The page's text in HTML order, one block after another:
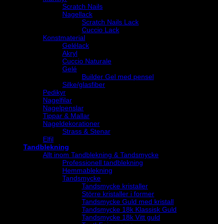
Scratch Nails
Nagellack
Scratch Nails Lack
Cuccio Lack
Konstmaterial
Gelélack
Akryl
Cuccio Naturale
Gelé
Builder Gel med pensel
Silke/glasfiber
Pedikyr
Nagelfilar
Nagelpenslar
Tippar & Mallar
Nageldekorationer
Strass & Stenar
Elfil
Tandblekning
Allt inom Tandblekning & Tandsmycke
Professionell tandblekning
Hemmablekning
Tandsmycke
Tandsmycke kristaller
Större kristaller i former
Tandsmycke Guld med kristall
Tandsmycke 18k Klassisk Guld
Tandsmycke 18k Vitt guld